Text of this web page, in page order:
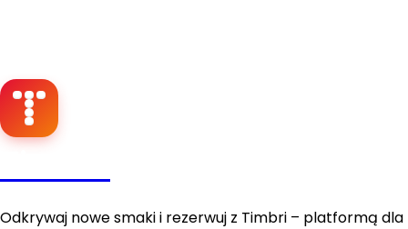
Odkrywaj nowe smaki i rezerwuj z Timbri – platformą dla